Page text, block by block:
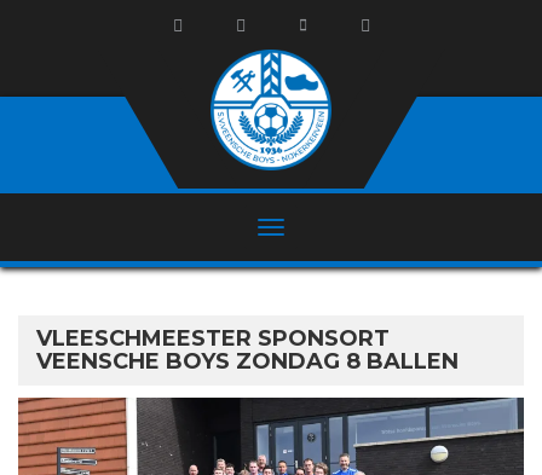
VLEESCHMEESTER SPONSORT
VEENSCHE BOYS ZONDAG 8 BALLEN